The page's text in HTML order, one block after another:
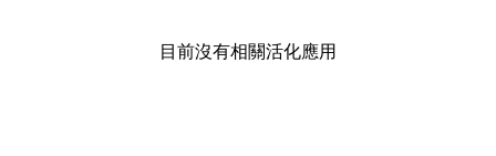
目前沒有相關活化應用